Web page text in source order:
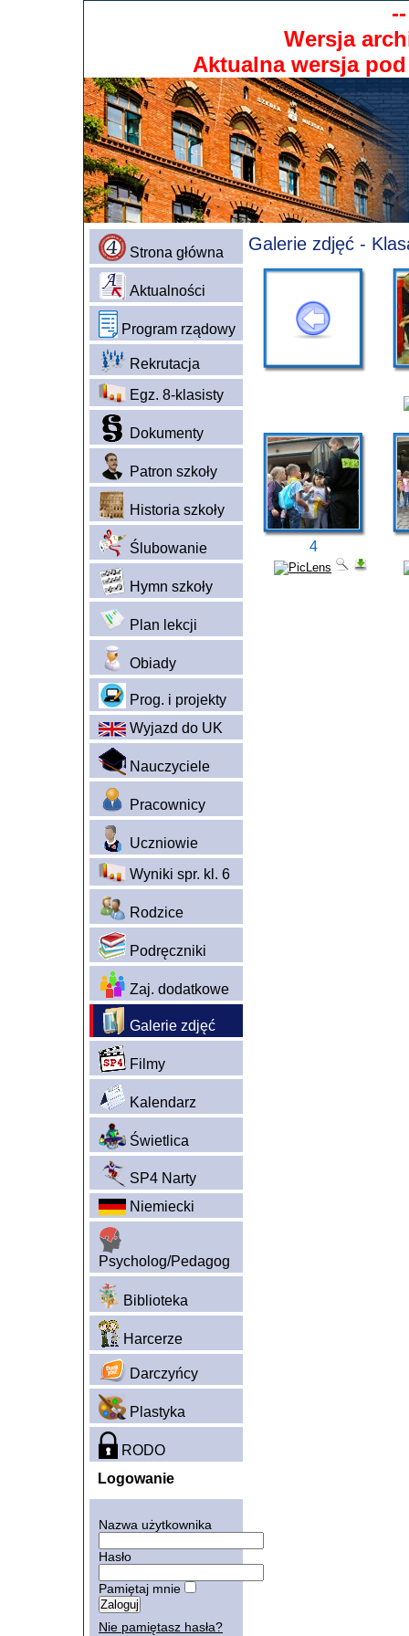
Wersja
Aktualna wersja
Strona główna
Aktualności
Program rządowy
Rekrutacja
Egz. 8-klasisty
Dokumenty
Patron szkoły
Historia szkoły
Ślubowanie
Hymn szkoły
Plan lekcji
Obiady
Prog. i projekty
Wyjazd do UK
Nauczyciele
Pracownicy
Uczniowie
Wyniki spr. kl. 6
Rodzice
Podręczniki
Zaj. dodatkowe
Galerie zdjęć
Filmy
Kalendarz
Świetlica
SP4 Narty
Niemiecki
Psycholog/Pedagog
Biblioteka
Harcerze
Darczyńcy
Plastyka
RODO
Logowanie
Nazwa użytkownika
Hasło
Pamiętaj mnie
Nie pamiętasz hasła?
Galerie zdjęć -
4